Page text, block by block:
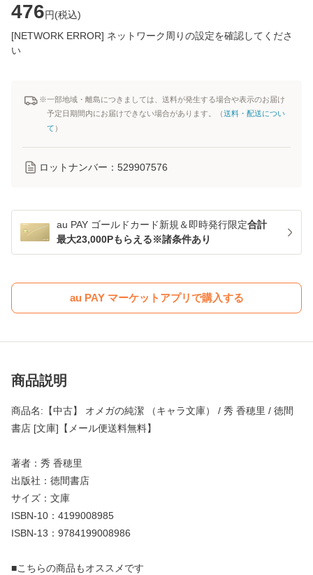
476円(税込)
[NETWORK ERROR] ネットワーク周りの設定を確認してくださ
い
※一部地域・離島につきましては、送料が発生する場合や表示のお届け
予定日期間内にお届けできない場合があります。（送料・配送につい
て ）
ロットナンバー： 529907576
au PAY ゴールドカード新規＆即時発行限定合計
最大23,000Pもらえる※諸条件あり
au PAY マーケットアプリで購入する
商品説明
商品名:【中古】 オメガの純潔 （キャラ文庫） / 秀 香穂里 / 徳間
書店 [文庫]【メール便送料無料】
著者：秀 香穂里
出版社：徳間書店
サイズ：文庫
ISBN-10：4199008985
ISBN-13：9784199008986
■こちらの商品もオススメです